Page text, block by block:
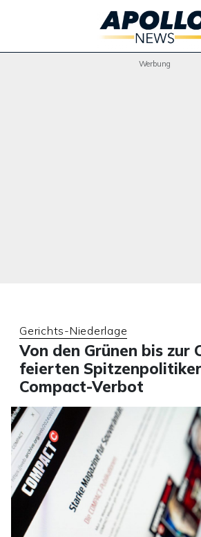
Werbung
Gerichts-Niederlage
Von den Grünen bis zur
feierten
Compact-Verbot